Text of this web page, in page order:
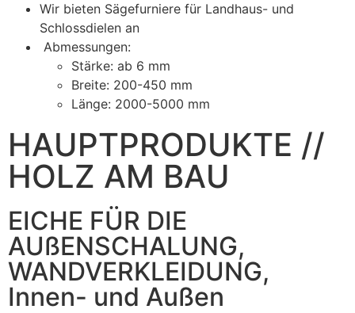
Wir bieten Sägefurniere für Landhaus- und
Schlossdielen an
Abmessungen:
Stärke: ab 6 mm
Breite: 200-450 mm
Länge: 2000-5000 mm
HAUPTPRODUKTE //
HOLZ AM BAU
EICHE FÜR DIE
AUßENSCHALUNG,
WANDVERKLEIDUNG,
Innen- und Außen